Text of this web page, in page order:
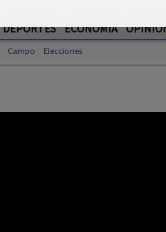
DEPORTES ECONOMÍA
Campo Elecciones